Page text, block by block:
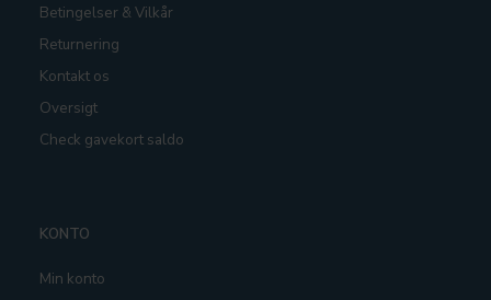
Betingelser & Vilkår
Returnering
Kontakt os
Oversigt
Check gavekort saldo
KONTO
Min konto